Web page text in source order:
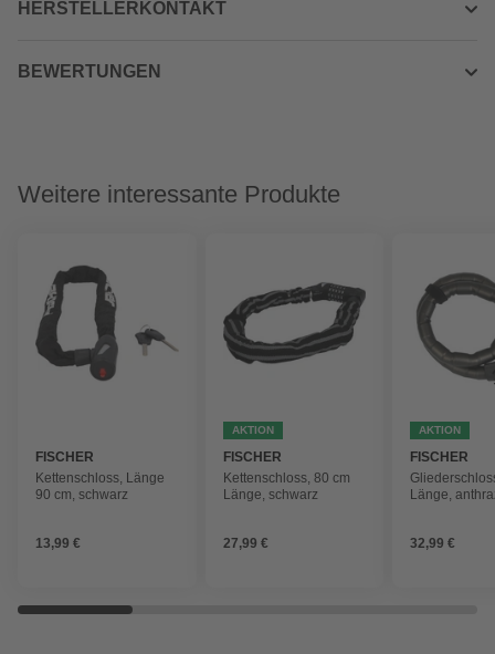
HERSTELLERKONTAKT
BEWERTUNGEN
Weitere interessante Produkte
FISCHER
Kettenschloss, Länge
90 cm, schwarz
13,99 €
AKTION
FISCHER
Kettenschloss, 80 cm
Länge, schwarz
27,99 €
AKTION
FISCHER
Länge,
32,99 €